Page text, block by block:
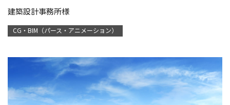
建築設計事務所様
CG・BIM（パース・アニメーション）